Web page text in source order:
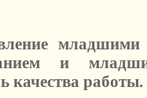
младшими
и
качества